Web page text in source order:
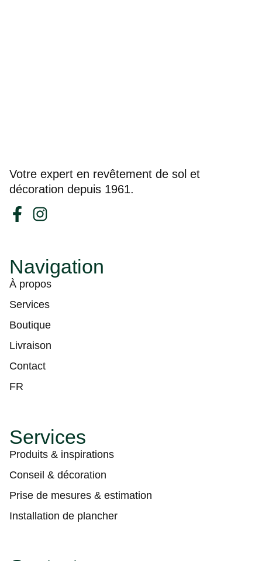
Votre expert en revêtement de sol et
décoration depuis 1961.
Navigation
À propos
Services
Boutique
Livraison
Contact
FR
Services
Produits & inspirations
Conseil & décoration
Prise de mesures & estimation
Installation de plancher